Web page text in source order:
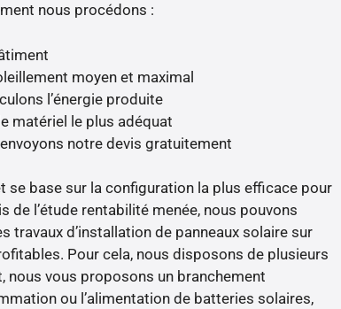
nous procédons :
moyen et maximal
l’énergie produite
matériel le plus adéquat
notre devis gratuitement
se base sur la configuration la plus efficace pour
de l’étude rentabilité menée, nous pouvons
travaux d’installation de panneaux solaire sur
Pour cela, nous disposons de plusieurs
nous vous proposons un branchement
ou l’alimentation de batteries solaires,